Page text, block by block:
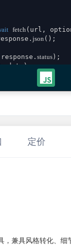
fetch (url,
json ();
status );
, data);
定价
兼具风格转化、细